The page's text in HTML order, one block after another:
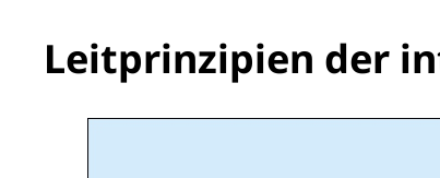
Leitprinzipien der